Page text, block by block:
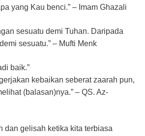
yang Kau benci.” – Imam Ghazali
sesuatu demi Tuhan. Daripada
sesuatu.” – Mufti Menk
baik.”
kebaikan seberat zaarah pun,
(balasan)nya.” – QS. Az-
dan gelisah ketika kita terbiasa